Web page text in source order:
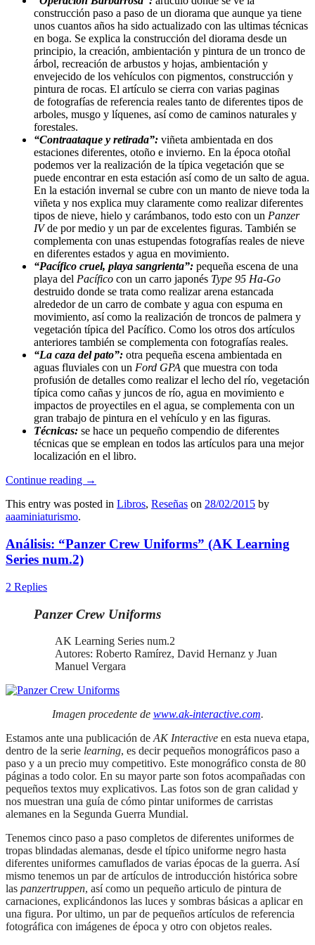
construcción paso a paso de un diorama que aunque ya tiene
unos cuantos años ha sido actualizado con las ultimas técnicas
en boga. Se explica la construcción del diorama desde un
principio, la creación, ambientación y pintura de un tronco de
árbol, recreación de arbustos y hojas, ambientación y
envejecido de los vehículos con pigmentos, construcción y
pintura de rocas. El artículo se cierra con varias paginas
de fotografías de referencia reales tanto de diferentes tipos de
arboles, musgo y líquenes, así como de caminos naturales y
forestales.
“Contraataque y retirada”: viñeta ambientada en dos
estaciones diferentes, otoño e invierno. En la época otoñal
podemos ver la realización de la típica vegetación que se
puede encontrar en esta estación así como de un salto de agua.
En la estación invernal se cubre con un manto de nieve toda la
viñeta y nos explica muy claramente como realizar diferentes
tipos de nieve, hielo y carámbanos, todo esto con un Panzer
IVde por medio y un par de excelentes figuras. También se
complementa con unas estupendas fotografías reales de nieve
en diferentes estados y agua en movimiento.
“Pacífico cruel, playa sangrienta”: pequeña escena de una
playa del Pacífico con un carro japonés Type 95 Ha-Go
destruido donde se trata como realizar arena estancada
alrededor de un carro de combate y agua con espuma en
movimiento, así como la realización de troncos de palmera y
vegetación típica del Pacífico. Como los otros dos artículos
anteriores también se complementa con fotografías reales.
“La caza del pato”: otra pequeña escena ambientada en
aguas fluviales con un Ford GPA que muestra con toda
profusión de detalles como realizar el lecho del río, vegetación
típica como cañas y juncos de río, agua en movimiento e
impactos de proyectiles en el agua, se complementa con un
gran trabajo de pintura en el vehículo y en las figuras.
Técnicas: se hace un pequeño compendio de diferentes
técnicas que se emplean en todos las artículos para una mejor
localización en el libro.
Continue reading →
This entry was posted in Libros, Reseñas on 28/02/2015 by
aaaminiaturismo.
Análisis: “Panzer Crew Uniforms” (AK Learning
Series num.2)
2 Replies
Panzer Crew Uniforms
AK Learning Series num.2
Autores: Roberto Ramírez, David Hernanz y Juan
Manuel Vergara
Imagen procedente de www.ak-interactive.com.
Estamos ante una publicación de AK Interactive en esta nueva etapa,
dentro de la serie learning, es decir pequeños monográficos paso a
paso y a un precio muy competitivo. Este monográfico consta de 80
páginas a todo color. En su mayor parte son fotos acompañadas con
pequeños textos muy explicativos. Las fotos son de gran calidad y
nos muestran una guía de cómo pintar uniformes de carristas
alemanes en la Segunda Guerra Mundial.
Tenemos cinco paso a paso completos de diferentes uniformes de
tropas blindadas alemanas, desde el típico uniforme negro hasta
diferentes uniformes camuflados de varias épocas de la guerra. Así
mismo tenemos un par de artículos de introducción histórica sobre
las panzertruppen, así como un pequeño articulo de pintura de
carnaciones, explicándonos las luces y sombras básicas a aplicar en
una figura. Por ultimo, un par de pequeños artículos de referencia
fotográfica con imágenes de época y otro con objetos reales.